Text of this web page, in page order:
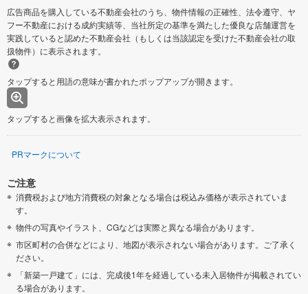
広告商品を購入している不動産会社のうち、物件情報の正確性、法令遵守、ヤ
フー不動産における成約実績等、当社所定の基準を満たした優良な店舗運営を
実践していると認めた不動産会社（もしくは当該認定を受けた不動産会社の取
扱物件）に表示されます。
タップすると用語の意味が書かれたポップアップが開きます。
タップすると画像を拡大表示されます。
PRマークについて
ご注意
消費税および地方消費税の対象となる場合は税込み価格が表示されていま
す。
物件の写真やイラスト、CGなどは実際と異なる場合があります。
市区町村の合併などにより、地図が表示されない場合があります。ご了承く
ださい。
「新築一戸建て」には、完成後1年を経過している未入居物件が掲載されてい
る場合があります。